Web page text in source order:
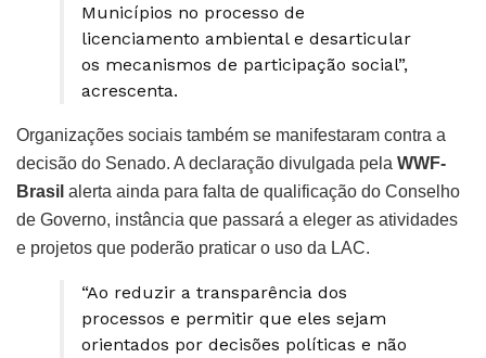
Municípios no processo de
licenciamento ambiental e desarticular
os mecanismos de participação social”,
acrescenta.
Organizações sociais também se manifestaram contra a
decisão do Senado. A declaração divulgada pela WWF-
Brasil alerta ainda para falta de qualificação do Conselho
de Governo, instância que passará a eleger as atividades
e projetos que poderão praticar o uso da LAC.
“Ao reduzir a transparência dos
processos e permitir que eles sejam
orientados por decisões políticas e não